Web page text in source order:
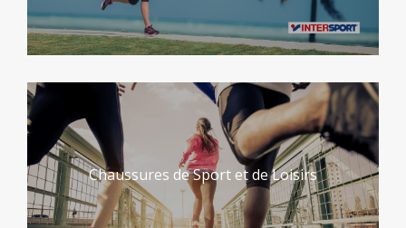
Chaussures de Sport et de Loisirs